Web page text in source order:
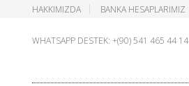
HAKKIMIZDA BANKA HESAPLARIMIZ
WHATSAPP DESTEK: +(90) 541 465 44 14